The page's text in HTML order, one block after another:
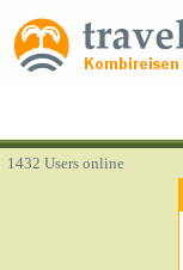
1432 Users online